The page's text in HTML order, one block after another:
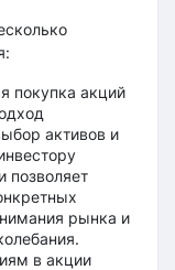
покупка акций
активов и
позволяет
рынка и
в акции